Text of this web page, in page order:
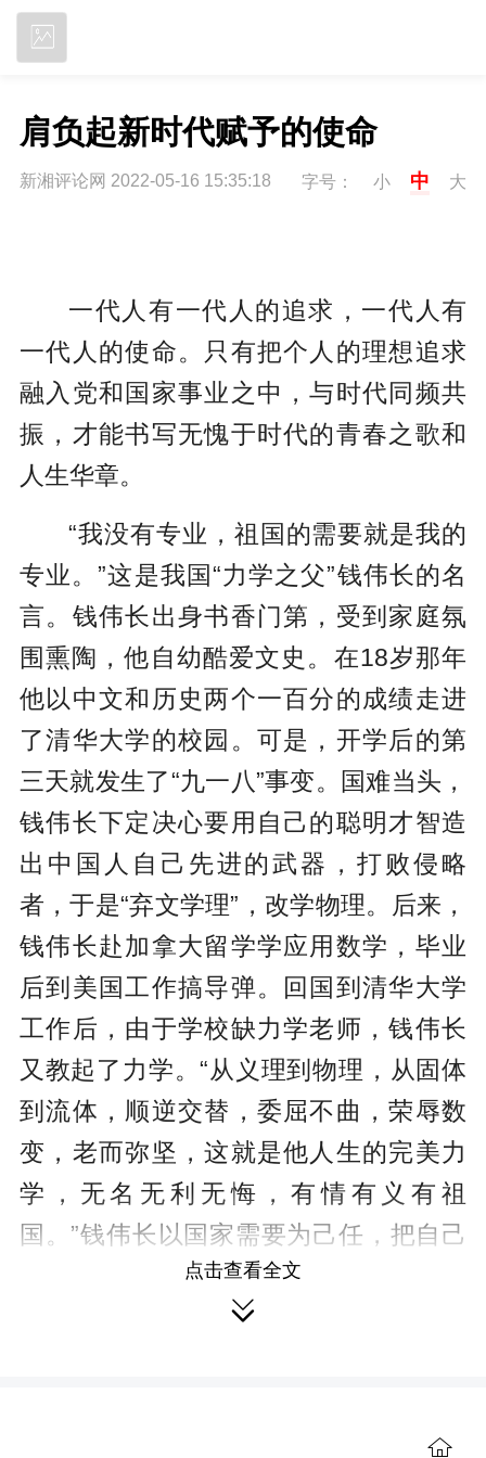
肩负起新时代赋予的使命
新湘评论网 2022-05-16 15:35:18 字号： 小 中 大
一代人有一代人的追求，一代人有
一代人的使命。只有把个人的理想追求
融入党和国家事业之中，与时代同频共
振，才能书写无愧于时代的青春之歌和
人生华章。
“我没有专业，祖国的需要就是我的
专业。”这是我国“力学之父”钱伟长的名
言。钱伟长出身书香门第，受到家庭氛
围熏陶，他自幼酷爱文史。在18岁那年
他以中文和历史两个一百分的成绩走进
了清华大学的校园。可是，开学后的第
三天就发生了“九一八”事变。国难当头，
钱伟长下定决心要用自己的聪明才智造
出中国人自己先进的武器，打败侵略
者，于是“弃文学理”，改学物理。后来，
钱伟长赴加拿大留学学应用数学，毕业
后到美国工作搞导弹。回国到清华大学
工作后，由于学校缺力学老师，钱伟长
又教起了力学。“从义理到物理，从固体
到流体，顺逆交替，委屈不曲，荣辱数
变，老而弥坚，这就是他人生的完美力
学，无名无利无悔，有情有义有祖
国。”钱伟长以国家需要为己任，把自己
满腔热血奉献给祖国，感动无数国人。
点击查看全文
